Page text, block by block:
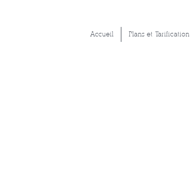
Accueil Plans et Tarification